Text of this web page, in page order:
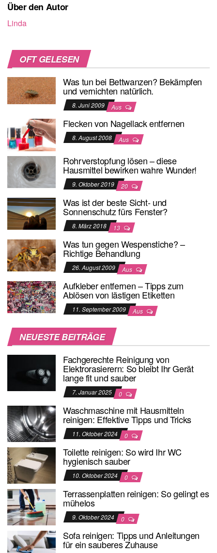
Über den Autor
Linda
OFT GELESEN
Was tun bei Bettwanzen? Bekämpfen
und vernichten natürlich.
8. Juni 2009 Aus
Flecken von Nagellack entfernen
8. August 2008 Aus
Rohrverstopfung lösen – diese
Hausmittel bewirken wahre Wunder!
9. Oktober 2019 20
Was ist der beste Sicht- und
Sonnenschutz fürs Fenster?
8. März 2018 13
Was tun gegen Wespenstiche? –
Richtige Behandlung
26. August 2009 Aus
Aufkleber entfernen – Tipps zum
Ablösen von lästigen Etiketten
11. September 2009 Aus
NEUESTE BEITRÄGE
Fachgerechte Reinigung von
Elektrorasierern: So bleibt Ihr Gerät
lange fit und sauber
7. Januar 2025 0
Waschmaschine mit Hausmitteln
reinigen: Effektive Tipps und Tricks
11. Oktober 2024 0
Toilette reinigen: So wird Ihr WC
hygienisch sauber
10. Oktober 2024 0
Terrassenplatten reinigen: So gelingt es
mühelos
9. Oktober 2024 0
Sofa reinigen: Tipps und Anleitungen
für ein sauberes Zuhause